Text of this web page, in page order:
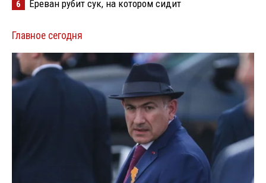
6 Ереван рубит сук, на котором сидит
Главное сегодня